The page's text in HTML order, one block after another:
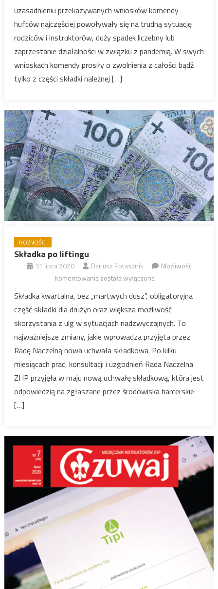
uzasadnieniu przekazywanych wniosków komendy
hufców najczęściej powoływały się na trudną sytuację
rodziców i instruktorów, duży spadek liczebny lub
zaprzestanie działalności w związku z pandemią. W swych
wnioskach komendy prosiły o zwolnienia z całości bądź
tylko z części składki należnej […]
ROŻNOŚCI
Składka po liftingu
31 lipca 2020 Dariusz Potasznik
Możliwość
komentowaniaSkładka
liftingu
została wyłączona
Składka kwartalna, bez „martwych dusz”, obligatoryjna
część składki dla drużyn oraz większa możliwość
skorzystania z ulg w sytuacjach nadzwyczajnych. To
najważniejsze zmiany, jakie wprowadza przyjęta przez
Radę Naczelną nowa uchwała składkowa. Po kilku
miesiącach prac, konsultacji i uzgodnień Rada Naczelna
ZHP przyjęła w maju nową uchwałę składkową, która jest
odpowiedzią na zgłaszane przez środowiska harcerskie
[…]